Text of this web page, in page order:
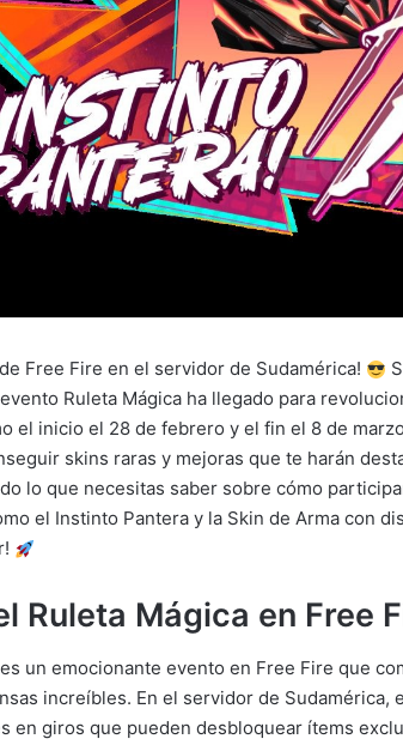
Free Fire en el servidor de Sudamérica!
Ruleta Mágica ha llegado para
el inicio el 28 de febrero y el fin el 8 de
skins raras y mejoras que te harán
lo que necesitas saber sobre cómo
el Instinto Pantera y la Skin de Arma con
Ruleta Mágica en Free
un emocionante evento en Free Fire que
increíbles. En el servidor de Sudamérica,
en giros que pueden desbloquear ítems